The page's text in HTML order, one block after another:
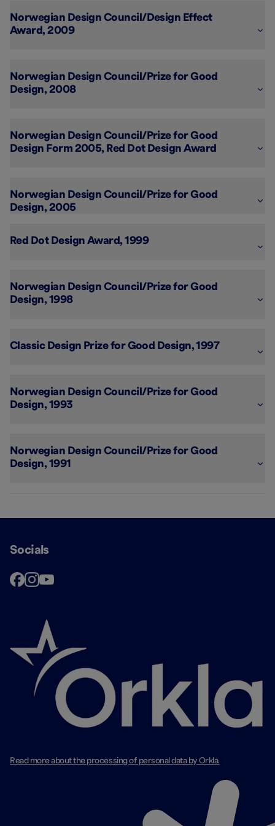
Norwegian Design Council/Design Effect
Award, 2009
Norwegian Design Council/Prize for Good
Design, 2008
Norwegian Design Council/Prize for Good
Design Form 2005, Red Dot Design Award
Norwegian Design Council/Prize for Good
Red Dot Design Award, 1999
Norwegian Design Council/Prize for Good
Design, 1998
Classic Design Prize for Good Design, 1997
Norwegian Design Council/Prize for Good
Design, 1993
Norwegian Design Council/Prize for Good
Design, 1991
Socials
Read more about the processing of personal data by Orkla.